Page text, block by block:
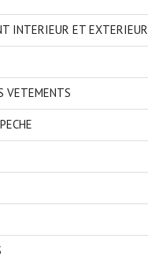
INTERIEUR ET EXTERIEUR
VETEMENTS